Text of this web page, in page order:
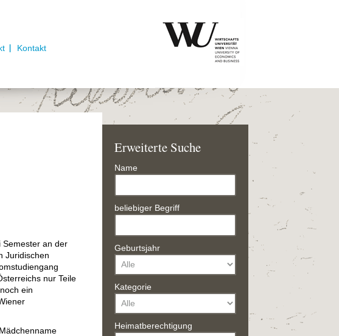
Kontakt
Semester an der
Juridischen
nur Teile
ein
Erweiterte Suche
Name
beliebiger Begriff
Geburtsjahr
Kategorie
Heimatberechtigung